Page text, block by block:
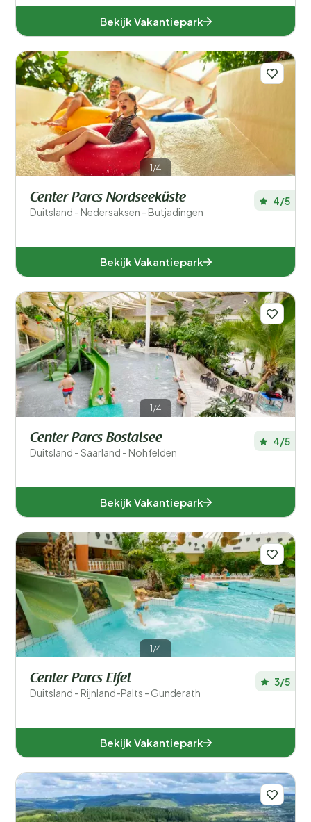
Aantal slaapkamers
Aantal badkamers
Bekijk Vakantiepark
1/4
Center Parcs Nordseeküste
Duitsland - Nedersaksen - Butjadingen
4/5
Bekijk Vakantiepark
1/4
Center Parcs Bostalsee
Duitsland - Saarland - Nohfelden
4/5
Bekijk Vakantiepark
1/4
Center Parcs Eifel
Duitsland - Rijnland-Palts - Gunderath
3/5
Bekijk Vakantiepark